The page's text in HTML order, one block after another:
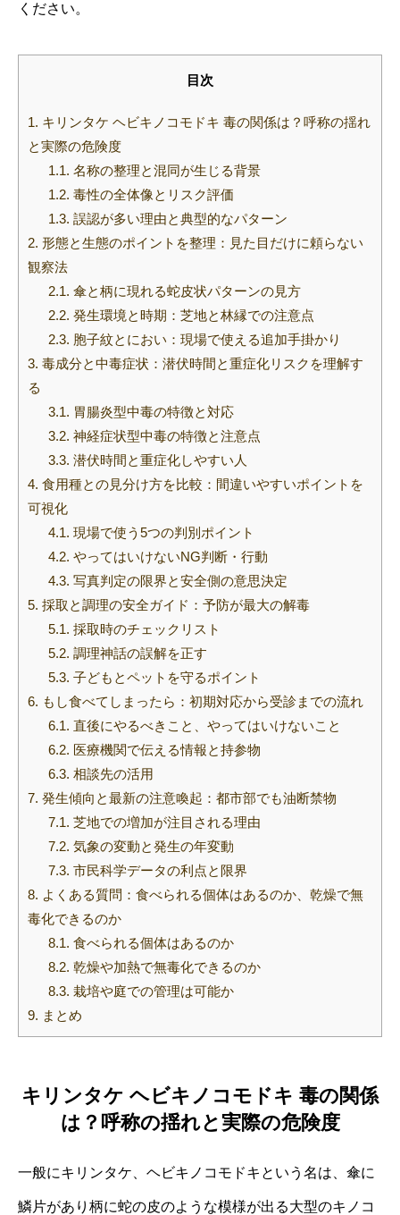
ください。
目次
1. キリンタケ ヘビキノコモドキ 毒の関係は？呼称の揺れ
と実際の危険度
1.1. 名称の整理と混同が生じる背景
1.2. 毒性の全体像とリスク評価
1.3. 誤認が多い理由と典型的なパターン
2. 形態と生態のポイントを整理：見た目だけに頼らない
観察法
2.1. 傘と柄に現れる蛇皮状パターンの見方
2.2. 発生環境と時期：芝地と林縁での注意点
2.3. 胞子紋とにおい：現場で使える追加手掛かり
3. 毒成分と中毒症状：潜伏時間と重症化リスクを理解す
る
3.1. 胃腸炎型中毒の特徴と対応
3.2. 神経症状型中毒の特徴と注意点
3.3. 潜伏時間と重症化しやすい人
4. 食用種との見分け方を比較：間違いやすいポイントを
可視化
4.1. 現場で使う5つの判別ポイント
4.2. やってはいけないNG判断・行動
4.3. 写真判定の限界と安全側の意思決定
5. 採取と調理の安全ガイド：予防が最大の解毒
5.1. 採取時のチェックリスト
5.2. 調理神話の誤解を正す
5.3. 子どもとペットを守るポイント
6. もし食べてしまったら：初期対応から受診までの流れ
6.1. 直後にやるべきこと、やってはいけないこと
6.2. 医療機関で伝える情報と持参物
6.3. 相談先の活用
7. 発生傾向と最新の注意喚起：都市部でも油断禁物
7.1. 芝地での増加が注目される理由
7.2. 気象の変動と発生の年変動
7.3. 市民科学データの利点と限界
8. よくある質問：食べられる個体はあるのか、乾燥で無
毒化できるのか
8.1. 食べられる個体はあるのか
8.2. 乾燥や加熱で無毒化できるのか
8.3. 栽培や庭での管理は可能か
9. まとめ
キリンタケ ヘビキノコモドキ 毒の関係
は？呼称の揺れと実際の危険度
一般にキリンタケ、ヘビキノコモドキという名は、傘に
鱗片があり柄に蛇の皮のような模様が出る大型のキノコ